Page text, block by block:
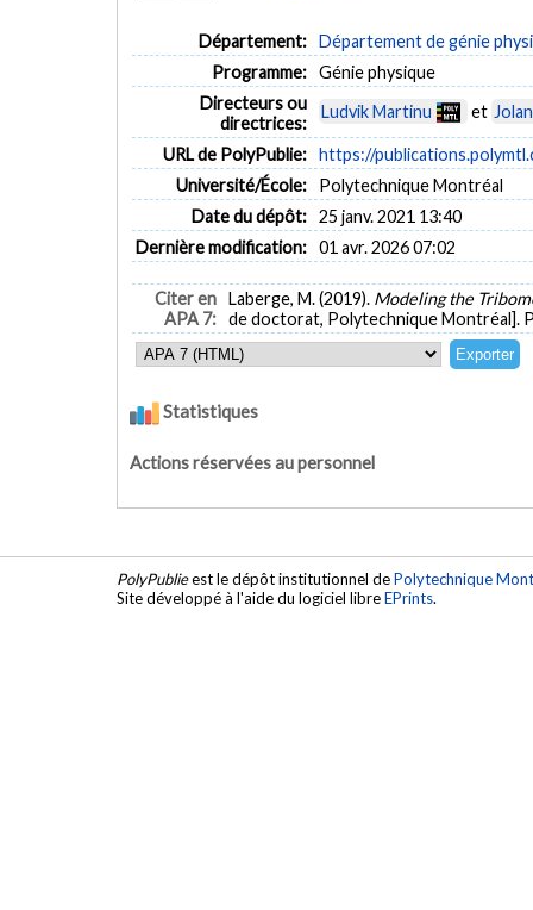
Département: Département de génie
Programme: Génie physique
Directeurs ou
directrices:
Ludvik Martinu et
URL de PolyPublie: https://
Université/École:
Polytechnique Montréal
Date du dépôt: 25 janv. 2021 13:40
Dernière modification: 01 avr. 2026 07:02
Citer en
APA 7:
Laberge, M. (2019). Modeling the
de doctorat, Polytechnique Montréal].
Statistiques
Actions réservées au personnel
PolyPublieest le dépôt institutionnel dePolytechnique
Site développé à l'aide du logiciel libreEPrints.